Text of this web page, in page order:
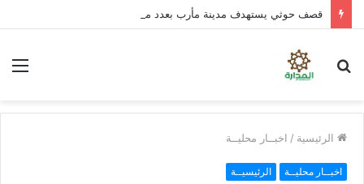
قصف حوثي يستهدف مدينة مأرب بعدد من الصواريخ والمسيّرات
الرئيسية / اخبــار محليــة
اخبــار محليــة الرئيسيــة